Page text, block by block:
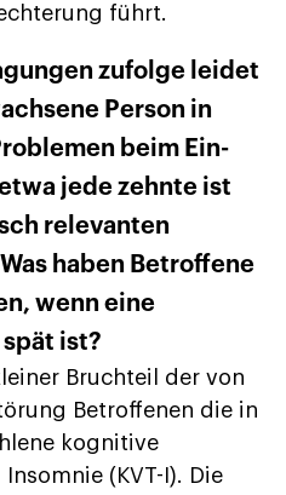
führt.
zufolge leidet
Person in
beim Ein-
jede zehnte ist
relevanten
haben Betroffene
wenn eine
spät ist?
Bruchteil der von
Betroffenen die in
kognitive
(KVT-I). Die